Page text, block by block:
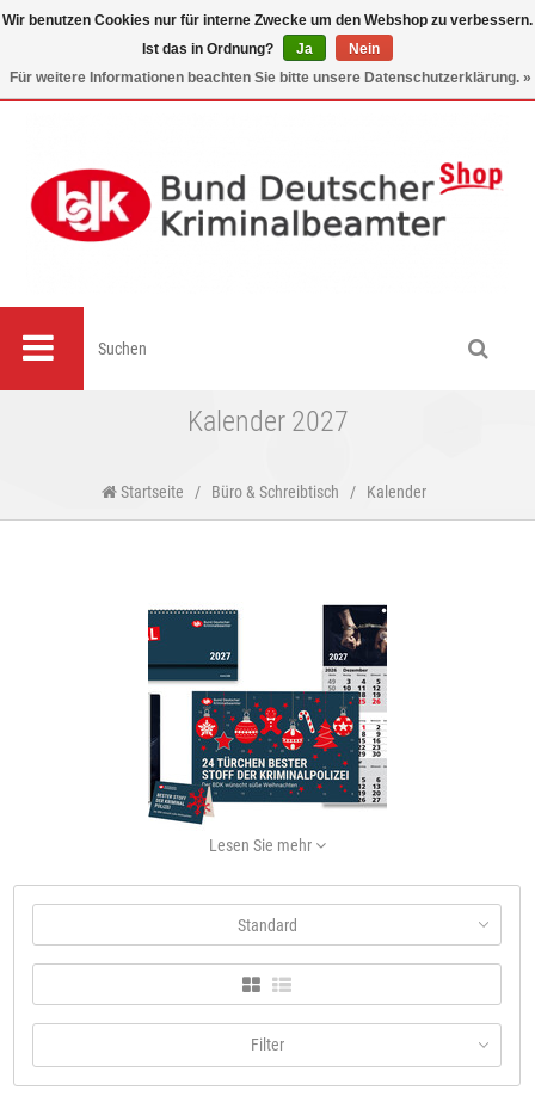
Kalender 2027
Startseite / Büro & Schreibtisch / Kalender
Bis zum 22.06.2026 und ausschließlich hier über den BDK-Onlineshop
können die Kalender für 2027 vorbestellt werden.Bei Bestellung von
Adventskalendern erfolgt der Versand der Gesamtbestellung ab
Kalenderwoche 40, ohne Adventskalender voraussichtlich ab Mitte
Die Zahlung ist erst nach Erhalt der Ware, dann innerhalb von 10 Tagen
Lesen Sie mehr
Standard
Filter
Wir benutzen Cookies nur für interne Zwecke um den Webshop zu verbessern.
Ist das in Ordnung?
Ja
Nein
Für weitere Informationen beachten Sie bitte unsere Datenschutzerklärung. »